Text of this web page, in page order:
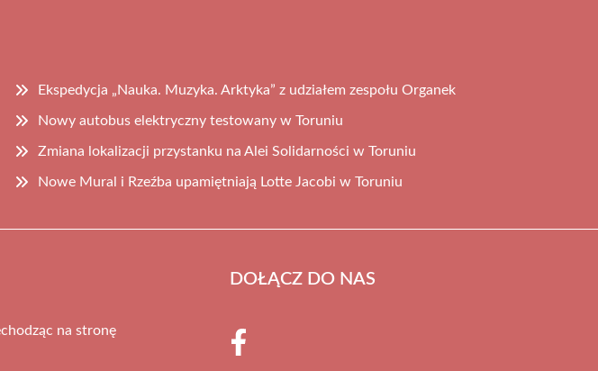
Ekspedycja „Nauka. Muzyka. Arktyka” z udziałem zespołu Organek
Nowy autobus elektryczny testowany w Toruniu
Zmiana lokalizacji przystanku na Alei Solidarności w Toruniu
Nowe Mural i Rzeźba upamiętniają Lotte Jacobi w Toruniu
na stronę
DOŁĄCZ DO NAS